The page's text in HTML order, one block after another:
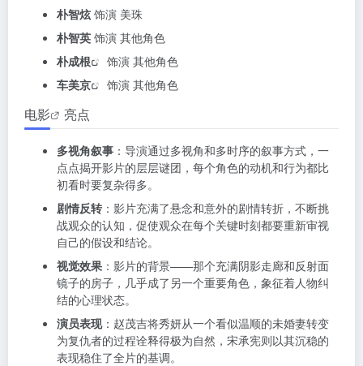
朴智炫 饰演 美珠
朴智英 饰演 其他角色
朴成根
饰演 其他角色
车美京
饰演 其他角色
电影 亮点
多视角叙事 ：导演通过多视角和多时序的叙事方式，一
点点揭开影片的层层谜团，每个角色的动机和行为都比
初看时要复杂得多。
剧情反转 ：影片充满了悬念和意外的剧情转折，不断挑
战观众的认知，促使观众在每个关键时刻都要重新审视
自己的假设和结论。
视觉效果 ：影片的背景——那个充满阴影走廊和反射面
镜子的房子，几乎成了另一个重要角色，象征着人物纠
结的心理状态。
演员表现：赵茂吉将秀妍从一个看似温顺的未婚妻转变
为复仇者的过程诠释得极为自然，宋承宪则以其沉稳的
表现稳住了全片的基调。